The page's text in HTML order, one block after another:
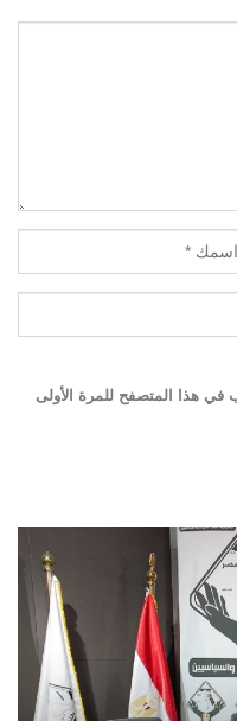
في هذا المتصفح للمرة الأولى